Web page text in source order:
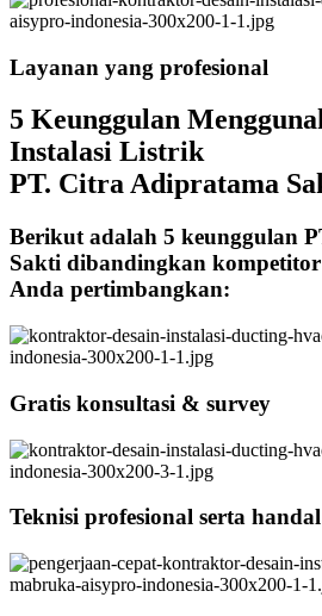
Layanan yang profesional
5 Keunggulan
Instalasi Listrik
PT. Citra Adipratama
Berikut adalah 5 keunggulan
Sakti dibandingkan
Anda pertimbangkan:
Gratis konsultasi & survey
Teknisi profesional serta handal